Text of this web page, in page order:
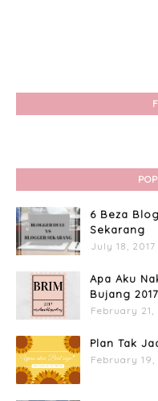
6 Beza
Sekarang
July 18, 2017
Apa Aku
Bujang 2017
February 21,
Plan Tak
February 19,